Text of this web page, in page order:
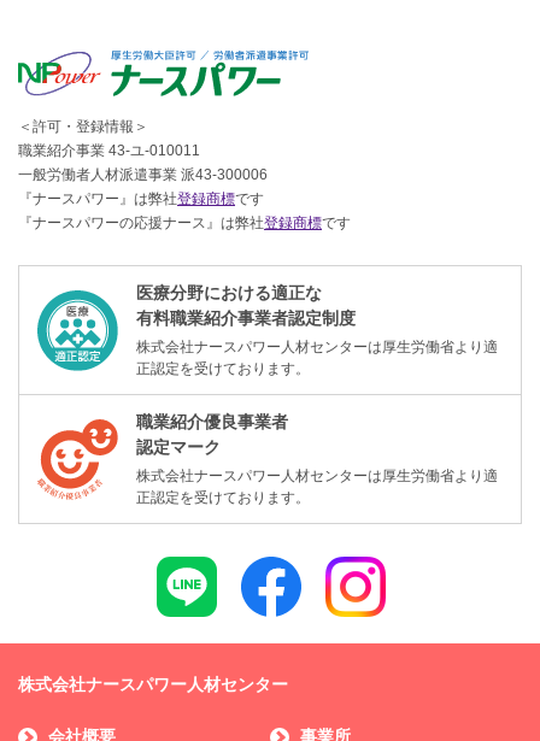
＜許可・登録情報＞
職業紹介事業 43-ユ-010011
一般労働者人材派遣事業 派43-300006
『ナースパワー』は弊社登録商標です
『ナースパワーの応援ナース』は弊社登録商標です
医療分野における適正な
有料職業紹介事業者認定制度
株式会社ナースパワー人材センターは厚生労働省より適
正認定を受けております。
職業紹介優良事業者
認定マーク
株式会社ナースパワー人材センターは厚生労働省より適
正認定を受けております。
株式会社ナースパワー人材センター
会社概要 事業所